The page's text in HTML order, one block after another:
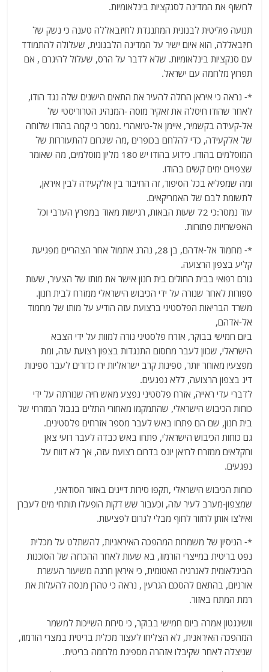
לחשוף את המדינה לסנקציות בינלאומיות.
תנועה פוליטית לבנונית המתנגדת לחיזבאללה טענה כי נשק של
חיזבאללה, הוא איום ישיר על המדינה הלבנונית, שעלולה להתמודד
עם סנקציות בינלאומיות. שלא לדבר על הרס, שעלול להיגרם , אם
תפרוץ מלחמה עם ישראל.
*- נראה כי איראן החלה להעיר את התאים הישנים שלה נגד הודו,
לאחר שהודו חיסלה את זאקיר מוסה -המנהיג הטרוריסטי של
אל-קעידה בקשמיר, איימן אל-ט'ואהרי .נמסר כי קמה בהודו שלוחה
של אלקעידה, כדי להלחם בכופרים ,מה שיגרום להתעוררות של
המוסלמים בהודו. כידוע בהודו יש 180 מליון מוסלמים, מה שאומר
שצפויים ימים קשים בהודו.
ומה שמפליא בכל הסיפור, זה החיבור בין אלקעידה לבין איראן,
לתשומת לבם של האמריקאים.
עוד נמסר:כי 72 שעות הבאות, רגישות מאוד במפרץ הערבי וכל
האפשרויות פתוחות.
*- מחמוד אל-אדהם, בן 28, נהרג אתמול אחר הצהריים מפגיעת
קליע בצפון הרצועה.
גורם רפואי בבית החולים בית חנון אישר את מותו של הצעיר, שעות
ספורות לאחר שנורה על ידי הכיבוש הישראלי ממזרח לבית חנון.
משרד הבריאות הפלסטיני ברצועת עזה הודיע על מותו של מחמוד
אל-אדהם,
ביום חמישי בבוקר, אזרח פלסטיני נורה למוות על ידי הצבא
הישראלי, שכוון לעבר מחסום התנגדות בצפון רצועת עזה, ומת
מפצעיו מאוחר יותר, ספינות קרב ישראליות ירו כדורים לעבר ספינות
דיג בצפון הרצועה, ללא נפגעים.
לדברי עדי ראייה, אזרח פלסטיני נפצע מאש חיה שנורתה על ידי
כוחות הכיבוש הישראלי, שהתמקמו מאחורי התלים בגבול המזרחי של
בית חנון, שם הם פתחו באש לעבר מספר אזרחים פלסטינים.
גם כוחות הכיבוש הישראלי, פתחו באש כבדה לעבר רועי צאן
וחקלאים ממזרח לח'אן יונס בדרום רצועת עזה, אך לא דווח על
נפגעים.
כוחות הכיבוש הישראלי ,תקפו סירות דייגים באזור הסודאני,
שמצפון-מערב לעיר עזה, וכעבור שש דקות הופעלו תותחי מים לעברן
ואילצו אותן לחזור לחוף מבלי לגרום לפציעות.
*- הניסיון של משמרות המהפכה האיראניות, להשתלט על מכלית
נפט בריטית במייצרי הורמוז, בא שעות לאחר ההכרזה של הסוכנות
הבינלאומית לאנרגיה האטומית, כי איראן חרגה משיעור העשרת
אורניום, בהתאם להסכם הגרעין , נראה כי טהרן מנסה להעלות את
רמת המתח באזור.
וושינגטון אמרה ביום חמישי בבוקר, כי סירות השייכות למשמר
המהפכה האיראנית, לא הצליחו לעצור מכלית בריטית במצרי הורמוז,
שניצלה לאחר שקיבלו אזהרה מספינת מלחמה בריטית.